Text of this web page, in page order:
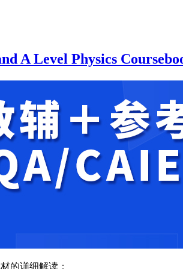
A Level Physics
的详细解读：